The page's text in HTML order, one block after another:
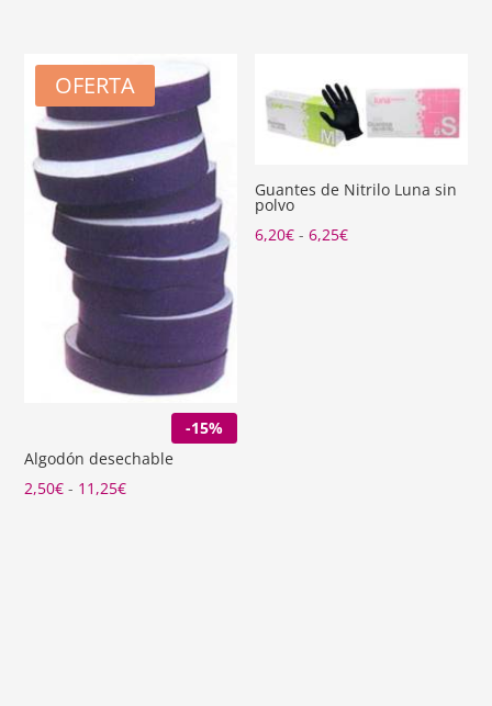
desde
2,80€
hasta
8,19€
OFERTA
-15%
Algodón desechable
2,50€ - 11,25€Rango
Guantes de Nitrilo Luna sin
polvo
6,20€ - 6,25€Rango